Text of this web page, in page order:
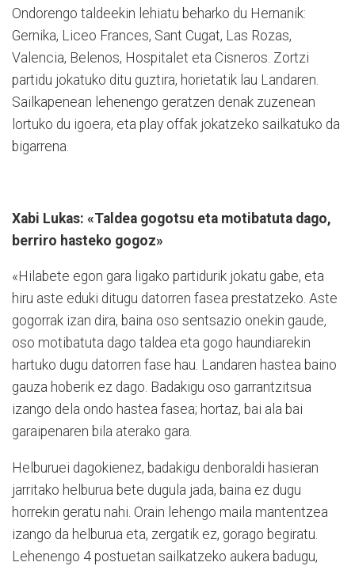
Ondorengo taldeekin lehiatu beharko du Hernanik:
Gernika, Liceo Frances, Sant Cugat, Las Rozas,
Valencia, Belenos, Hospitalet eta Cisneros. Zortzi
partidu jokatuko ditu guztira, horietatik lau Landaren.
Sailkapenean lehenengo geratzen denak zuzenean
lortuko du igoera, eta play offak jokatzeko sailkatuko da
bigarrena.
Xabi Lukas: «Taldea gogotsu eta motibatuta dago,
berriro hasteko gogoz»
«Hilabete egon gara ligako partidurik jokatu gabe, eta
hiru aste eduki ditugu datorren fasea prestatzeko. Aste
gogorrak izan dira, baina oso sentsazio onekin gaude,
oso motibatuta dago taldea eta gogo haundiarekin
hartuko dugu datorren fase hau. Landaren hastea baino
gauza hoberik ez dago. Badakigu oso garrantzitsua
izango dela ondo hastea fasea; hortaz, bai ala bai
garaipenaren bila aterako gara.
Helburuei dagokienez, badakigu denboraldi hasieran
jarritako helburua bete dugula jada, baina ez dugu
horrekin geratu nahi. Orain lehengo maila mantentzea
izango da helburua eta, zergatik ez, gorago begiratu.
Lehenengo 4 postuetan sailkatzeko aukera badugu,